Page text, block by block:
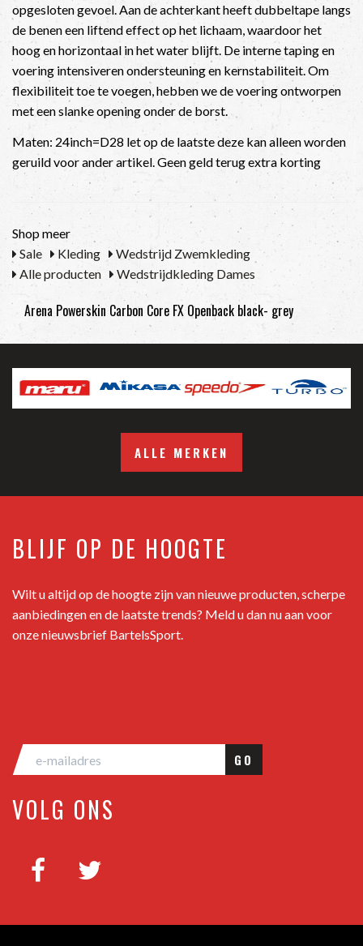
opgesloten gevoel. Aan de achterkant heeft dubbeltape langs
de benen een liftend effect op het lichaam, waardoor het
hoog en horizontaal in het water blijft. De interne taping en
voering intensiveren ondersteuning en kernstabiliteit. Om
flexibiliteit toe te voegen, hebben we de voering ontworpen
met een slanke opening onder de borst.
Maten: 24inch=D28 let op de laatste deze kan alleen worden
geruild voor ander artikel. Geen geld terug extra korting
Shop meer
Sale
Kleding
Wedstrijd Zwemkleding
Alle producten
Wedstrijdkleding Dames
Arena Powerskin Carbon Core FX Openback black- grey
ALLE MERKEN
BLIJF OP DE HOOGTE
Wilt u altijd op de hoogte zijn van nieuwe producten, scherpe
aanbiedingen en de laatste trends? Meld u dan nu aan voor
onze nieuwsbrief BartelsSport.
GO
VOLG ONS